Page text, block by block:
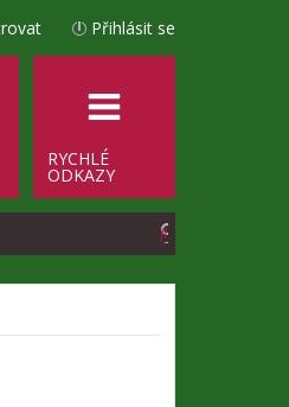
Přihlásit se
RYCHLÉ
ODKAZY
H